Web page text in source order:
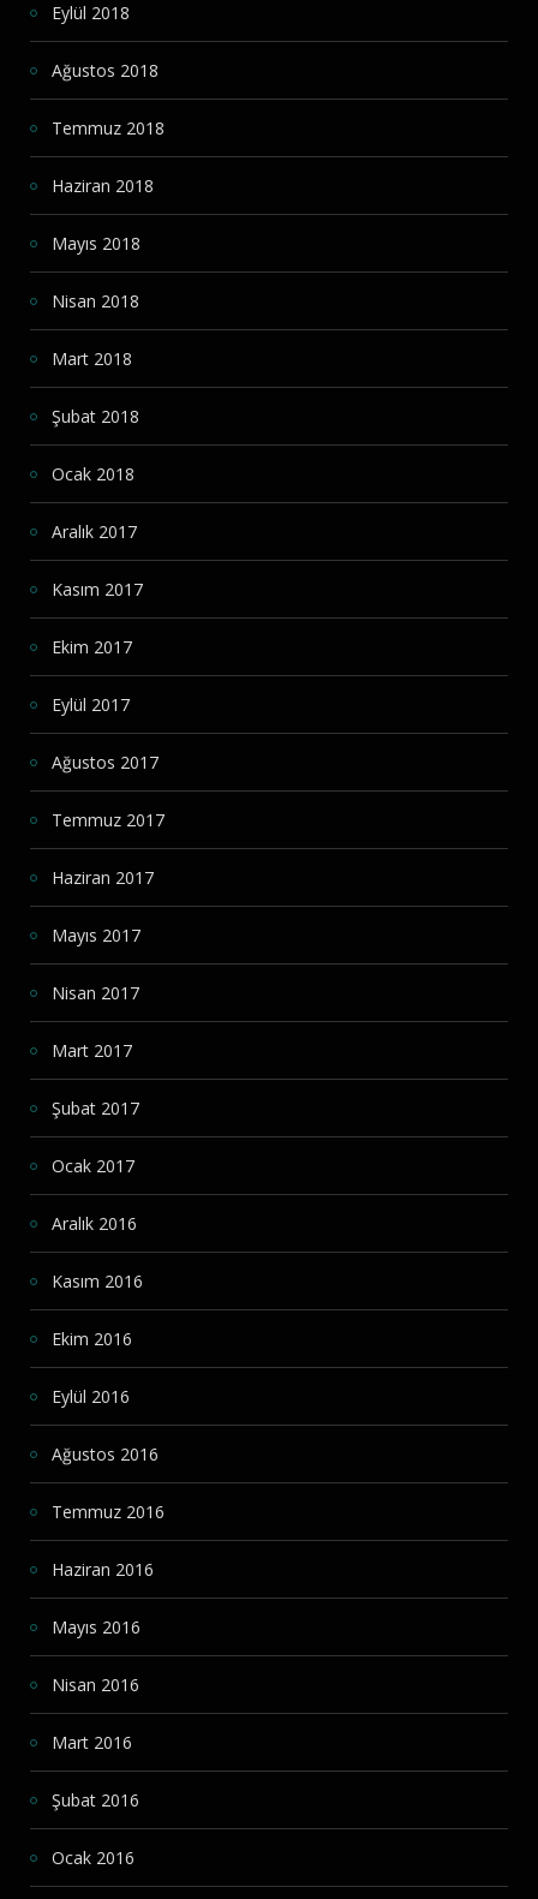
Eylül 2018
Ağustos 2018
Temmuz 2018
Haziran 2018
Mayıs 2018
Nisan 2018
Mart 2018
Şubat 2018
Ocak 2018
Aralık 2017
Kasım 2017
Ekim 2017
Eylül 2017
Ağustos 2017
Temmuz 2017
Haziran 2017
Mayıs 2017
Nisan 2017
Mart 2017
Şubat 2017
Ocak 2017
Aralık 2016
Kasım 2016
Ekim 2016
Eylül 2016
Ağustos 2016
Temmuz 2016
Haziran 2016
Mayıs 2016
Nisan 2016
Mart 2016
Şubat 2016
Ocak 2016